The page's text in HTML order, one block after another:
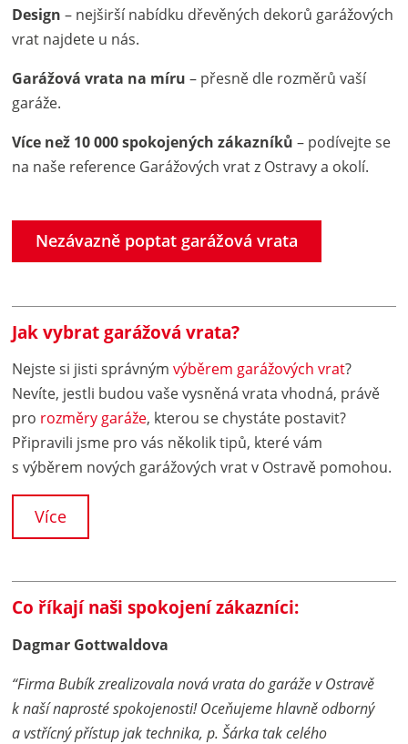
Design – nejširší nabídku dřevěných dekorů garážových
vrat najdete u nás.
Garážová vrata na míru – přesně dle rozměrů vaší
garáže.
Více než 10 000 spokojených zákazníků – podívejte se
na naše reference Garážových vrat z Ostravy a okolí.
Nezávazně poptat garážová vrata
Jak vybrat garážová vrata?
Nejste si jisti správnýmvýběrem garážových vrat?
Nevíte, jestli budou vaše vysněná vrata vhodná, právě
pro rozměry garáže, kterou se chystáte postavit?
Připravili jsme pro vás několik tipů, které vám
s výběrem nových garážových vrat v Ostravě pomohou.
Více
Co říkají naši spokojení zákazníci:
Dagmar Gottwaldova
“Firma Bubík zrealizovala nová vrata do garáže v Ostravě
k naší naprosté spokojenosti! Oceňujeme hlavně odborný
a vstřícný přístup jak technika, p. Šárka tak celého